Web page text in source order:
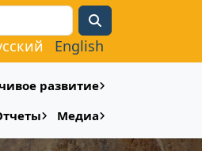
Search
English
развитие
Медиа